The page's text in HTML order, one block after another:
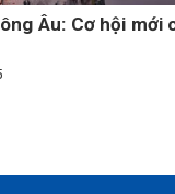
Âu: Cơ hội mới